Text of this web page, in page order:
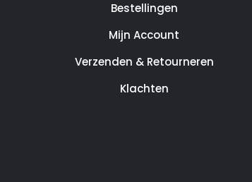
Bestellingen
Mijn Account
Verzenden & Retourneren
Klachten